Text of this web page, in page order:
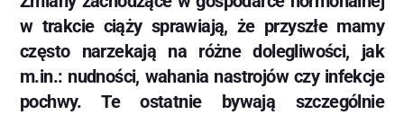
w trakcie ciąży sprawiają, że przyszłe mamy
często narzekają na różne dolegliwości, jak
m.in.: nudności, wahania nastrojów czy infekcje
pochwy. Te ostatnie bywają szczególnie